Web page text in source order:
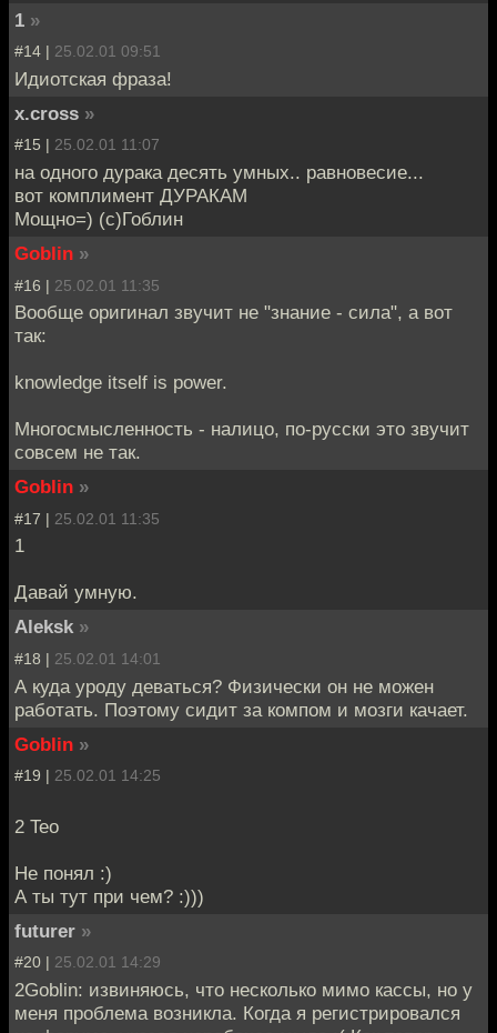
1 »
#14 | 25.02.01 09:51
Идиотская фраза!
x.cross »
#15 | 25.02.01 11:07
на одного дурака десять умных.. равновесие...
вот комплимент ДУРАКАМ
Мощно=) (с)Гоблин
Goblin »
#16 | 25.02.01 11:35
Вообще оригинал звучит не "знание - сила", а вот
так:
knowledge itself is power.
Многосмысленность - налицо, по-русски это звучит
совсем не так.
Goblin »
#17 | 25.02.01 11:35
1
Давай умную.
Aleksk »
#18 | 25.02.01 14:01
А куда уроду деваться? Физически он не можен
работать. Поэтому сидит за компом и мозги качает.
Goblin »
#19 | 25.02.01 14:25
2 Teo
Не понял :)
А ты тут при чем? :)))
futurer »
#20 | 25.02.01 14:29
2Goblin: извиняюсь, что несколько мимо кассы, но у
меня проблема возникла. Когда я регистрировался